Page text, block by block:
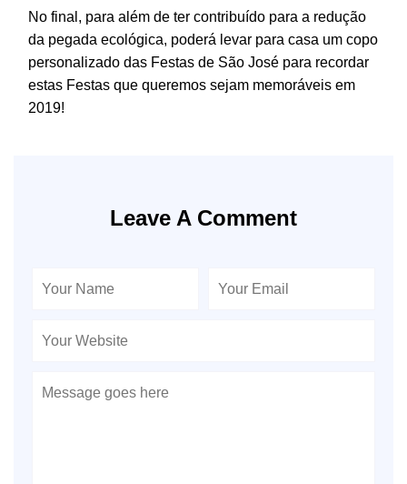
No final, para além de ter contribuído para a redução
da pegada ecológica, poderá levar para casa um copo
personalizado das Festas de São José para recordar
estas Festas que queremos sejam memoráveis em
2019!
Leave A Comment